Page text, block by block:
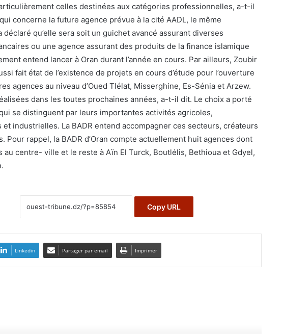
celles destinées aux catégories professionnelles, a-t-il
concerne la future agence prévue à la cité AADL, le même
déclaré qu’elle sera soit un guichet avancé assurant diverses
ou une agence assurant des produits de la finance islamique
entend lancer à Oran durant l’année en cours. Par ailleurs, Zoubir
fait état de l’existence de projets en cours d’étude pour l’ouverture
agences au niveau d’Oued Tlélat, Misserghine, Es-Sénia et Arzew.
dans les toutes prochaines années, a-t-il dit. Le choix a porté
se distinguent par leurs importantes activités agricoles,
et industrielles. La BADR entend accompagner ces secteurs, créateurs
Pour rappel, la BADR d’Oran compte actuellement huit agences dont
au centre- ville et le reste à Aïn El Turck, Boutlélis, Bethioua et Gdyel,
Copy URL
Linkedin Partager par email Imprimer